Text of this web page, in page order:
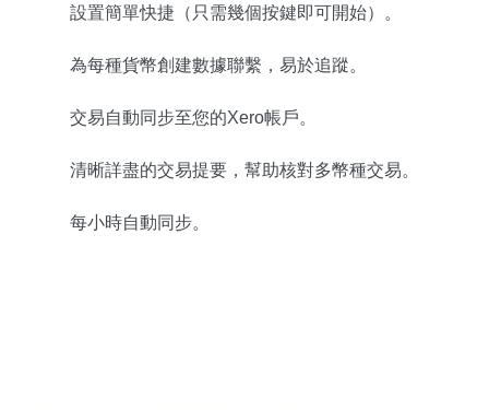
設置簡單快捷（只需幾個按鍵即可開始）。
為每種貨幣創建數據聯繫，易於追蹤。
交易自動同步至您的Xero帳戶。
清晰詳盡的交易提要，幫助核對多幣種交易。
每小時自動同步。